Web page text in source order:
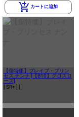
add_shopping_cart カートに追加
【傷特価】ブレイブ・プリン
セス ナンナ [【B10】クロスロ
ーズ]
[ SR+ ] [ ]